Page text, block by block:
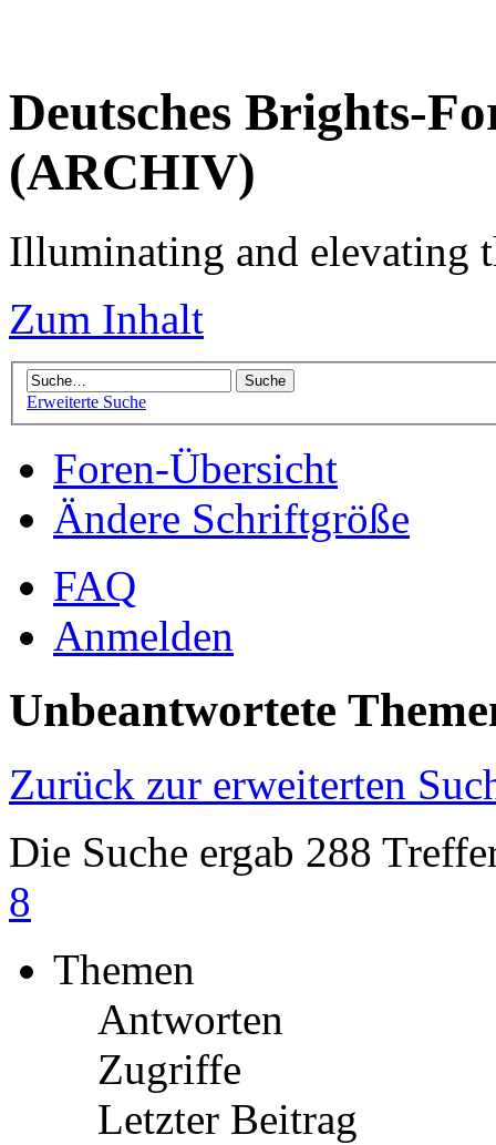
Deutsches Brights-
(ARCHIV)
Illuminating and elevating
Zum Inhalt
Erweiterte Suche
Foren-Übersicht
Ändere Schriftgröße
FAQ
Anmelden
Unbeantwortete
Zurück zur erweiterten
Die Suche ergab 288
8
Themen
Antworten
Zugriffe
Letzter Beitrag